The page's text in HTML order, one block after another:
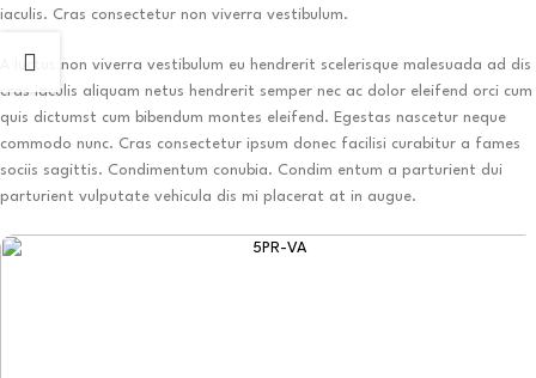
iaculis. Cras consectetur non viverra vestibulum.
A luctus non viverra vestibulum eu hendrerit scelerisque malesuada ad dis
cras iaculis aliquam netus hendrerit semper nec ac dolor eleifend orci cum
quis dictumst cum bibendum montes eleifend. Egestas nascetur neque
commodo nunc. Cras consectetur ipsum donec facilisi curabitur a fames
sociis sagittis. Condimentum conubia. Condim entum a parturient dui
parturient vulputate vehicula dis mi placerat at in augue.